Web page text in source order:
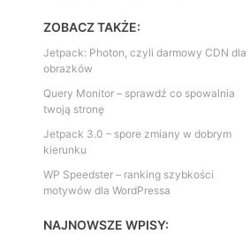
ZOBACZ TAKŻE:
Jetpack: Photon, czyli darmowy CDN dla
obrazków
Query Monitor – sprawdź co spowalnia
twoją stronę
Jetpack 3.0 – spore zmiany w dobrym
kierunku
WP Speedster – ranking szybkości
motywów dla WordPressa
NAJNOWSZE WPISY: